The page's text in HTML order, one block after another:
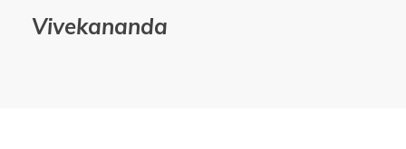
Vivekananda